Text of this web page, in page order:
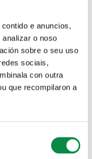
e anuncios,
o noso
sobre o seu uso
sociais,
con outra
que recompilaron a